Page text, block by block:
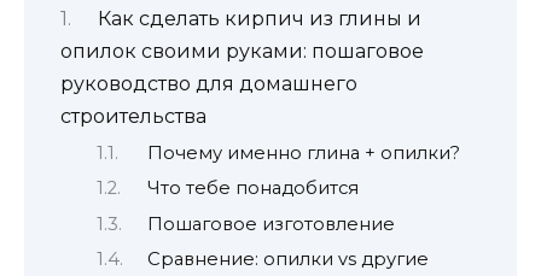
Как сделать кирпич из глины и
опилок своими руками: пошаговое
руководство для домашнего
строительства
Почему именно глина + опилки?
Что тебе понадобится
Пошаговое изготовление
Сравнение: опилки vs другие